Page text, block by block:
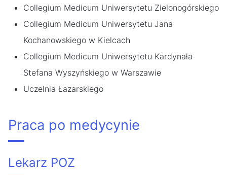
Collegium Medicum Uniwersytetu Zielonogórskiego
Collegium Medicum Uniwersytetu Jana
Kochanowskiego w Kielcach
Collegium Medicum Uniwersytetu Kardynała
Stefana Wyszyńskiego w Warszawie
Uczelnia Łazarskiego
Praca po medycynie
Lekarz POZ